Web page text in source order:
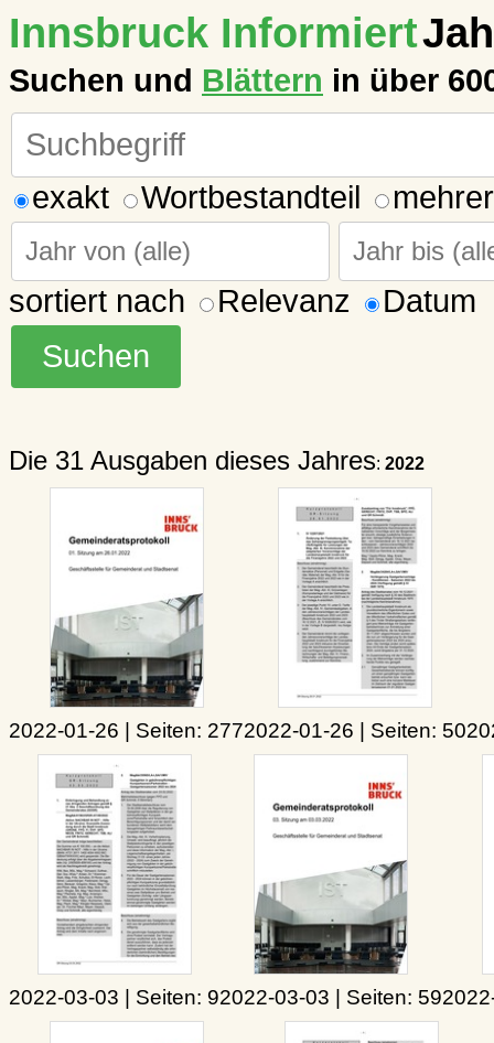
Innsbruck Informiert
Suchen und Blättern in über
exakt Wortbestandteil
sortiert nach Relevanz Datum
Die 31 Ausgaben dieses Jahres: 2022
2022-01-26 | Seiten: 2772022-01-26 | Seiten: 50
2022-03-03 | Seiten: 92022-03-03 | Seiten: 59